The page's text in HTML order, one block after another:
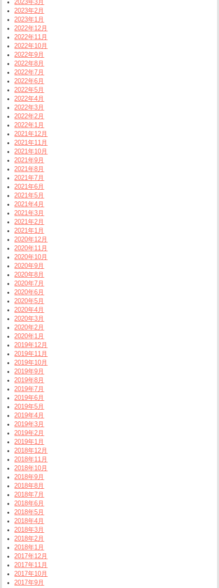
2023年3月
2023年2月
2023年1月
2022年12月
2022年11月
2022年10月
2022年9月
2022年8月
2022年7月
2022年6月
2022年5月
2022年4月
2022年3月
2022年2月
2022年1月
2021年12月
2021年11月
2021年10月
2021年9月
2021年8月
2021年7月
2021年6月
2021年5月
2021年4月
2021年3月
2021年2月
2021年1月
2020年12月
2020年11月
2020年10月
2020年9月
2020年8月
2020年7月
2020年6月
2020年5月
2020年4月
2020年3月
2020年2月
2020年1月
2019年12月
2019年11月
2019年10月
2019年9月
2019年8月
2019年7月
2019年6月
2019年5月
2019年4月
2019年3月
2019年2月
2019年1月
2018年12月
2018年11月
2018年10月
2018年9月
2018年8月
2018年7月
2018年6月
2018年5月
2018年4月
2018年3月
2018年2月
2018年1月
2017年12月
2017年11月
2017年10月
2017年9月